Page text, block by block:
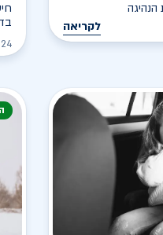
לקריאה